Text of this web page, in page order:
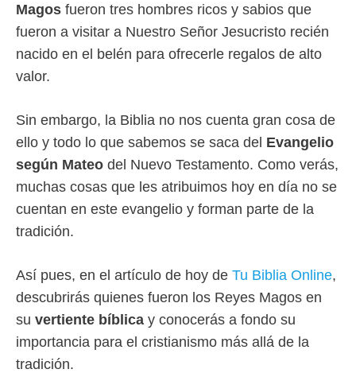
Magos fueron tres hombres ricos y sabios que
fueron a visitar a Nuestro Señor Jesucristo recién
nacido en el belén para ofrecerle regalos de alto
valor.
Sin embargo, la Biblia no nos cuenta gran cosa de
ello y todo lo que sabemos se saca del Evangelio
según Mateo del Nuevo Testamento. Como verás,
muchas cosas que les atribuimos hoy en día no se
cuentan en este evangelio y forman parte de la
tradición.
Así pues, en el artículo de hoy de Tu Biblia Online,
descubrirás quienes fueron los Reyes Magos en
su vertiente bíblica y conocerás a fondo su
importancia para el cristianismo más allá de la
tradición.